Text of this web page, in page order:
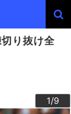
り抜け全
1/9
2/9
3/9
4/9
5/9
6/9
7/9
8/9
9/9